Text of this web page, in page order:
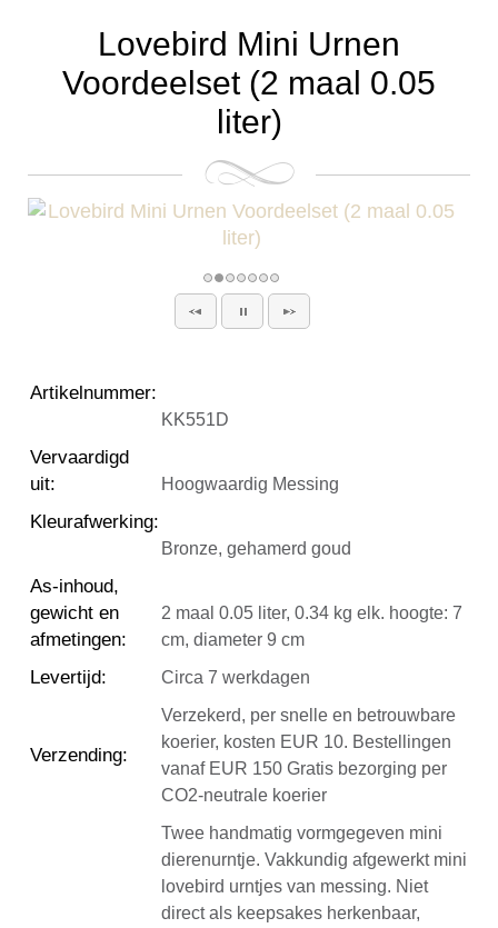
Lovebird Mini Urnen
Voordeelset (2 maal 0.05
liter)
Artikelnummer:
KK551D
Vervaardigd
uit: Hoogwaardig Messing
Kleurafwerking:
Bronze, gehamerd goud
As-inhoud,
gewicht en
afmetingen:
2 maal 0.05 liter, 0.34 kg elk. hoogte: 7
cm, diameter 9 cm
Levertijd: Circa 7 werkdagen
Verzending:
Verzekerd, per snelle en betrouwbare
koerier, kosten EUR 10. Bestellingen
vanaf EUR 150 Gratis bezorging per
CO2-neutrale koerier
Twee handmatig vormgegeven mini
dierenurntje. Vakkundig afgewerkt mini
lovebird urntjes van messing. Niet
direct als keepsakes herkenbaar,